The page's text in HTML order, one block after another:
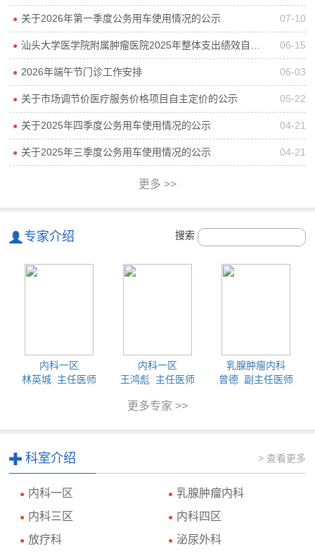
● 关于2026年第一季度公务用车使用情况的公示 07-10
● 汕头大学医学院附属肿瘤医院2025年整体支出绩效自评报告 06-15
● 2026年端午节门诊工作安排 06-03
● 关于市场调节价医疗服务价格项目自主定价的公示 05-22
● 关于2025年四季度公务用车使用情况的公示 04-21
● 关于2025年三季度公务用车使用情况的公示 04-21
更多 >>
专家介绍 搜索
内科一区
林英城 主任医师
内科一区
王鸿彪 主任医师
乳腺肿瘤内科
曾德 副主任医师
更多专家 >>
科室介绍 > 查看更多
● 内科一区 ● 乳腺肿瘤内科
● 内科三区 ● 内科四区
● 放疗科 ● 泌尿外科